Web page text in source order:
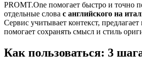
PROMT.One помогает быстро и точно
отдельные слова с английского на
Сервис учитывает контекст,
помогает сохранять смысл и стиль
Как пользоваться: 3